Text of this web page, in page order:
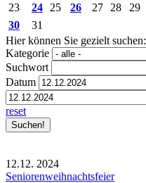
23
24 25 26 27 28
29
30
31
Hier können Sie gezielt suchen:
Kategorie
Suchwort
Datum
reset
12.12. 2024
Seniorenweihnachtsfeier